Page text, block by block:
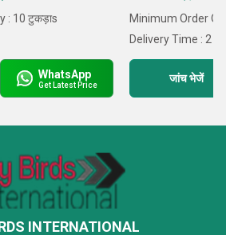
: 10 टुकड़ाs
WhatsApp
Get Latest Price
Minimum Order
Delivery Time : 2
जांच भेजें
INTERNATIONAL